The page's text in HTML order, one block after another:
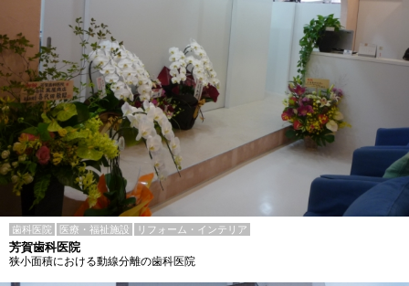
歯科医院 医療・福祉施設 リフォーム・インテリア
芳賀歯科医院
狭小面積における動線分離の歯科医院